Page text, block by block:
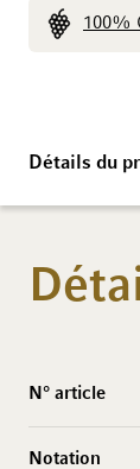
100%
Détails du
N° article
Notation